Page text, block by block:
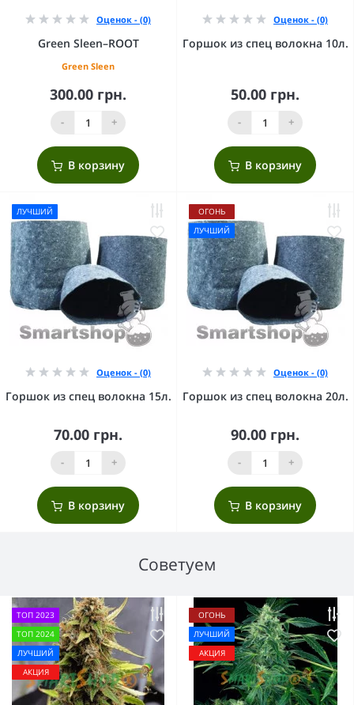
Оценок - (0)
Green Sleen–ROOT
Green Sleen
300.00 грн.
- +
В корзину
Оценок - (0)
Горшок из спец волокна 10л.
50.00 грн.
- +
В корзину
ЛУЧШИЙ
Оценок - (0)
Горшок из спец волокна 15л.
70.00 грн.
- +
В корзину
ОГОНЬ
ЛУЧШИЙ
Оценок - (0)
Горшок из спец волокна 20л.
90.00 грн.
- +
В корзину
Советуем
ТОП 2023
ТОП 2024
ЛУЧШИЙ
АКЦИЯ
ОГОНЬ
ЛУЧШИЙ
АКЦИЯ